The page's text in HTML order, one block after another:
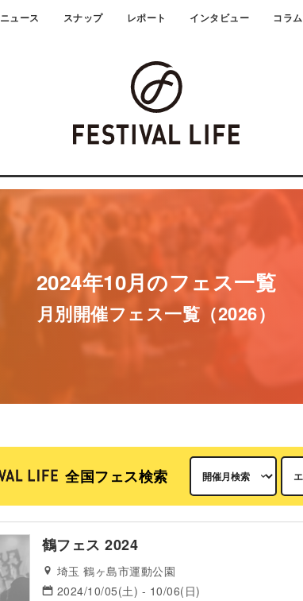
ニュース スナップ レポート インタビュー コラム
2024年10月のフェス一覧
月別開催フェス一覧（2026）
全国フェス検索
鶴フェス 2024
埼玉 鶴ヶ島市運動公園
2024/10/05(土) - 10/06(日)